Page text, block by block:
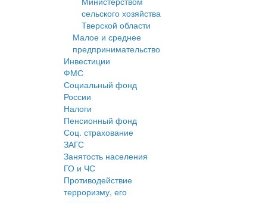
сельского хозяйства
Тверской области
Малое и среднее
предпринимательство
Инвестиции
ФМС
Социальный фонд
России
Налоги
Пенсионный фонд
Соц. страхование
ЗАГС
Занятость населения
ГО и ЧС
Противодействие
терроризму, его